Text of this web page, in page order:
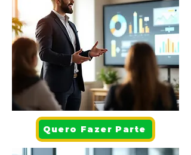
Quero Fazer Parte